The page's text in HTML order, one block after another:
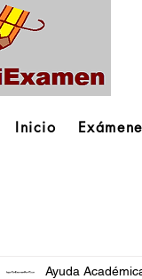
Inicio
Ayuda